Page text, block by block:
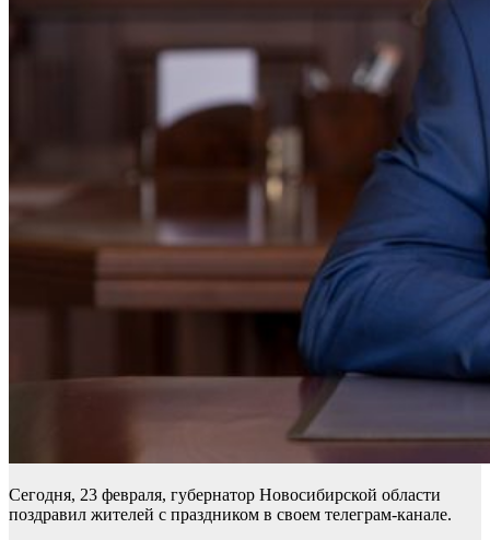
Сегодня, 23 февраля, губернатор Новосибирской области
поздравил жителей с праздником в своем телеграм-канале.